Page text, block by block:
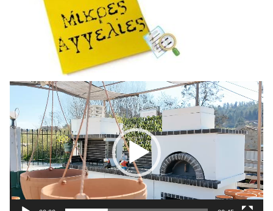
Πρόγραμμα
Αναπαραγωγής
Βίντεο